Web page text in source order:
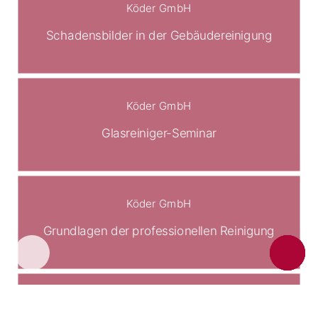
Köder GmbH
Schadensbilder in der Gebäudereinigung
Köder GmbH
Glasreiniger-Seminar
Köder GmbH
Grundlagen der professionellen Reinigung